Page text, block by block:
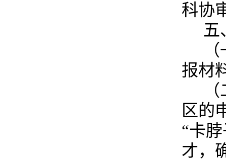
科协
五
报材
区的
“卡
才，